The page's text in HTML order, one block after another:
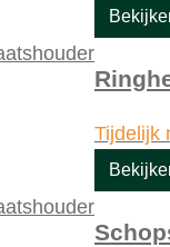
Tijdelijk